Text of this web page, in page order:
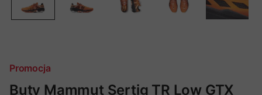
Promocja
Buty Mammut Sertig TR Low GTX